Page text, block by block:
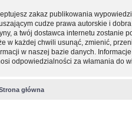
zakaz publikowania
cudze prawa autorskie i
a twój dostawca internetu zostanie
w każdej chwili usunąć, zmienić,
w naszej bazie danych.
odpowiedzialności za włamania do
główna